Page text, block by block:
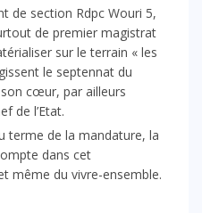
de section Rdpc Wouri 5,
de premier magistrat
sur le terrain « les
le septennat du
cœur, par ailleurs
de l’Etat.
terme de la mandature, la
dans cet
même du vivre-ensemble.